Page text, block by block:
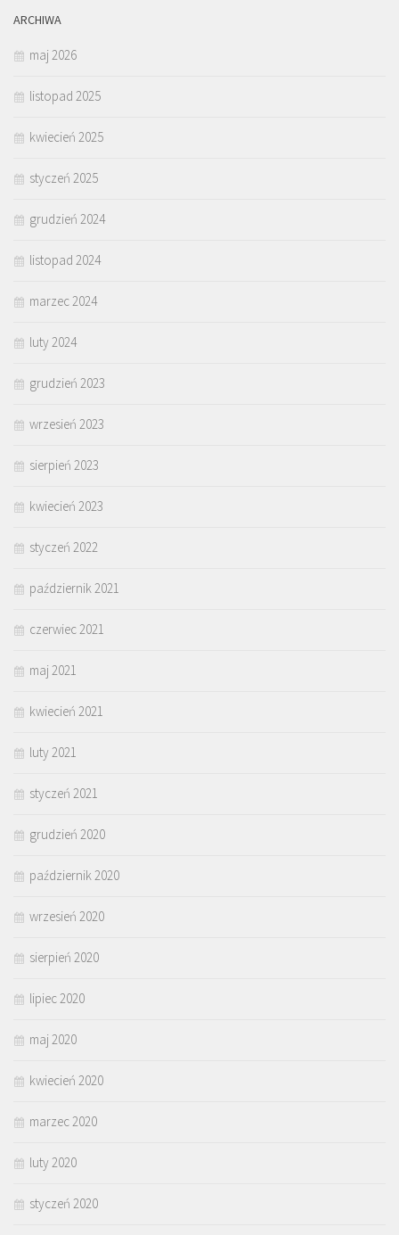
ARCHIWA
maj 2026
listopad 2025
kwiecień 2025
styczeń 2025
grudzień 2024
listopad 2024
marzec 2024
luty 2024
grudzień 2023
wrzesień 2023
sierpień 2023
kwiecień 2023
styczeń 2022
październik 2021
czerwiec 2021
maj 2021
kwiecień 2021
luty 2021
styczeń 2021
grudzień 2020
październik 2020
wrzesień 2020
sierpień 2020
lipiec 2020
maj 2020
kwiecień 2020
marzec 2020
luty 2020
styczeń 2020